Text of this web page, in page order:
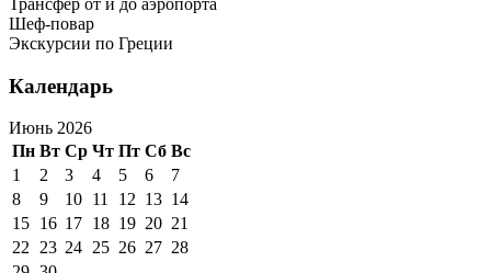
Шеф-повар
Экскурсии по Греции
Календарь
Июнь 2026
Пн Вт Ср Чт Пт Сб Вс
1
2 3 4 5 6
7
8
9 10 11 12 13 14
15 16 17 18 19 20 21
22
23 24 25 26 27 28